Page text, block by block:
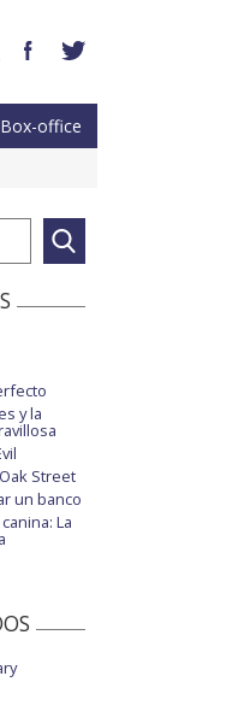
Box-office
y la
Street
un banco
La